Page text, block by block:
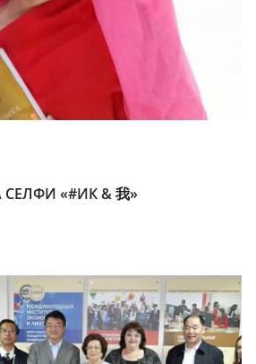
«#ИК & 我»